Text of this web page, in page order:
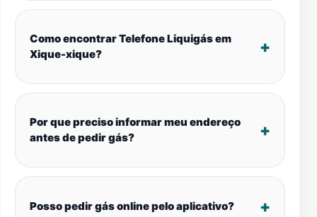
Como encontrar Telefone Liquigás em
Xique-xique?
Por que preciso informar meu endereço
antes de pedir gás?
Posso pedir gás online pelo aplicativo?